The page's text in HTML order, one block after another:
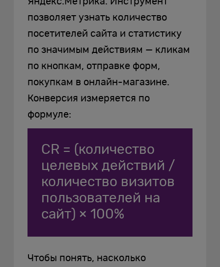
позволяет узнать количество
посетителей сайта и статистику
по значимым действиям — кликам
по кнопкам, отправке форм,
покупкам в онлайн-магазине.
Конверсия измеряется по
формуле:
CR = (количество
целевых действий /
количество визитов
пользователей на
сайт) × 100%​
Чтобы понять, насколько